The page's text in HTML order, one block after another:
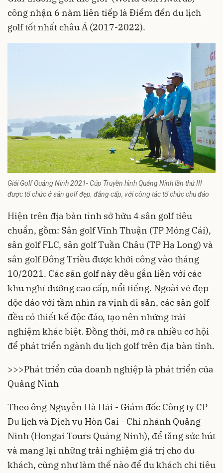
công nhận 6 năm liên tiếp là Điểm đến du lịch
golf tốt nhất châu Á (2017-2022).
Giải Golf Quảng Ninh 2021- Cúp Truyền hình Quảng Ninh lần thứ III
được tổ chức ở sân golf đẹp, đẳng cấp, với công tác tổ chức chu đáo
Hiện trên địa bàn tỉnh sở hữu 4 sân golf tiêu
chuẩn, gồm: Sân golf Vĩnh Thuận (TP Móng Cái),
sân golf FLC, sân golf Tuần Châu (TP Hạ Long) và
sân golf Đông Triều được khởi công vào tháng
10/2021. Các sân golf này đều gắn liền với các
khu nghỉ dưỡng cao cấp, nổi tiếng. Ngoài vẻ đẹp
độc đáo với tầm nhìn ra vịnh di sản, các sân golf
đều có thiết kế độc đáo, tạo nên những trải
nghiệm khác biệt. Đồng thời, mở ra nhiều cơ hội
để phát triển ngành du lịch golf trên địa bàn tỉnh.
>>>Phát triển của doanh nghiệp là phát triển của
Quảng Ninh
Theo ông Nguyễn Hà Hải - Giám đốc Công ty CP
Du lịch và Dịch vụ Hòn Gai - Chi nhánh Quảng
Ninh (Hongai Tours Quảng Ninh), để tăng sức hút
và mang lại những trải nghiệm giá trị cho du
khách, cũng như làm thế nào để du khách chi tiêu